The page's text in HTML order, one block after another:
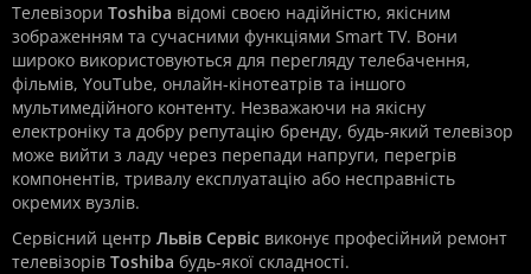
Телевізори Toshiba відомі своєю надійністю, якісним
зображенням та сучасними функціями Smart TV. Вони
широко використовуються для перегляду телебачення,
фільмів, YouTube, онлайн-кінотеатрів та іншого
мультимедійного контенту. Незважаючи на якісну
електроніку та добру репутацію бренду, будь-який телевізор
може вийти з ладу через перепади напруги, перегрів
компонентів, тривалу експлуатацію або несправність
окремих вузлів.
Сервісний центр Львів Сервіс виконує професійний ремонт
телевізорів Toshiba будь-якої складності.